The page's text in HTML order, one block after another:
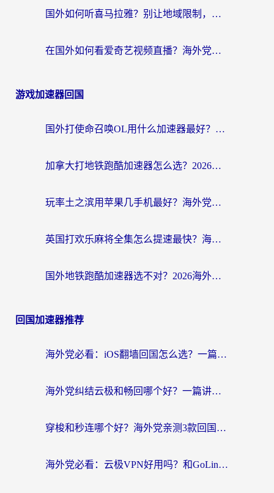
国外如何听喜马拉雅？别让地域限制，断了你的中文声音陪伴
在国外如何看爱奇艺视频直播？海外党亲测有效的回国加速器指南
游戏加速器回国
国外打使命召唤OL用什么加速器最好？海外玩家国服畅玩全攻略（附小众游戏加速技巧）
加拿大打地铁跑酷加速器怎么选？2026海外玩家实测指南（附王国纪元保卫萝卜3加速技巧）
玩率土之滨用苹果几手机最好？海外党必看的国服游戏加速+设备选择指南
英国打欢乐麻将全集怎么提速最快？海外党亲测有效的国服游戏加速指南
国外地铁跑酷加速器选不对？2026海外玩家必看的国服游戏加速全攻略
回国加速器推荐
海外党必看：iOS翻墙回国怎么选？一篇搞定无缝访问国内资源
海外党纠结云极和畅回哪个好？一篇讲透回国加速器怎么选（附避坑指南）
穿梭和秒连哪个好？海外党亲测3款回国加速器，教你在国外正常浏览国内网站
海外党必看：云极VPN好用吗？和GoLinkVPN对比哪个回国效果更好？附真实体验指南